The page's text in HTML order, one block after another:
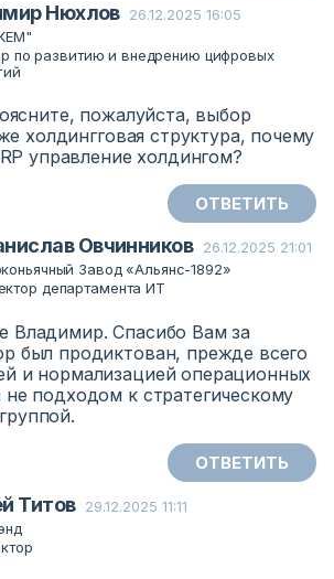
Нюхлов 26.12.2025 16:05
по развитию и внедрению цифровых
пожалуйста, выбор
холдингговая структура, почему
управление холдингом?
ОТВЕТИТЬ
Овчинников
26.12.2025 21:01
Завод «Альянс-1892»
департамента ИТ
Владимир. Спасибо Вам за
был продиктован, прежде всего
и нормализацией операционных
не подходом к стратегическому
ОТВЕТИТЬ
Титов 29.12.2025 11:11